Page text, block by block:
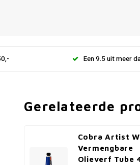
Een 9.5 uit meer
Gerelateerde
Cobra Artist
Vermengbare
Olieverf Tube